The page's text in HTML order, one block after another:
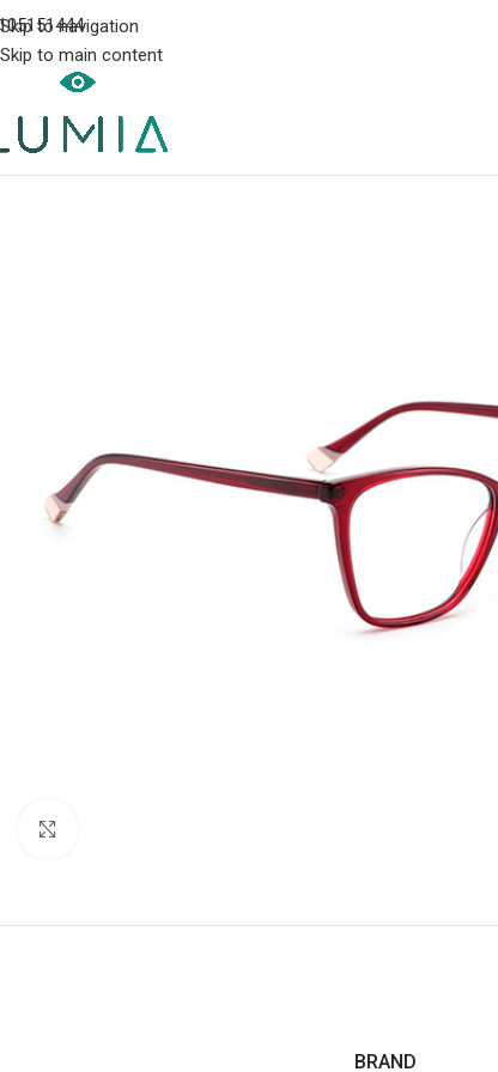
Skip to navigation
Skip to main content
BRAND